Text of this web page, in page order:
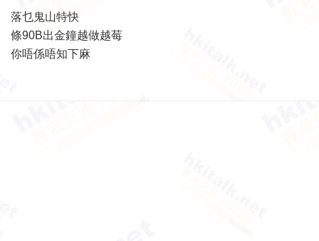
落乜鬼山特快
條90B出金鐘越做越莓
你唔係唔知下麻